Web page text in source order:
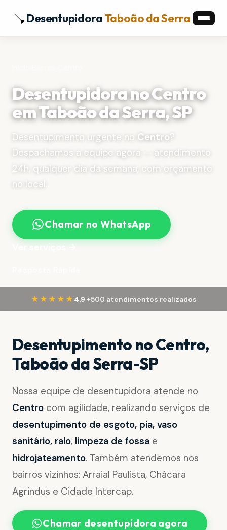
DesentupidoraTaboão da Serra
Desentupidora no Centro
em Taboão da Serra, SP
Desentupimento urgente no Centro?
Despachamos a equipe agora — atendimento
24h, qualquer dia da semana, com orçamento
no local.
Chamar no WhatsApp
Ver serviços →
★★★★★ 4.9·+500 atendimentos realizados
Desentupimento no Centro,
Taboão da Serra-SP
Nossa equipe de desentupidora atende no
Centro com agilidade, realizando serviços de
desentupimento de esgoto, pia, vaso
sanitário, ralo, limpeza de fossa e
hidrojateamento. Também atendemos nos
bairros vizinhos: Arraial Paulista, Chácara
Agrindus e Cidade Intercap.
Chamar desentupidora agora